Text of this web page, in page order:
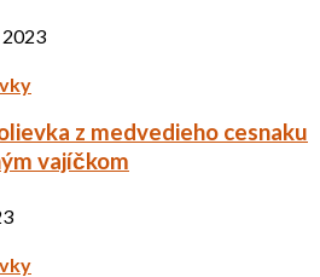
2023
z medvedieho cesnaku
vajíčkom